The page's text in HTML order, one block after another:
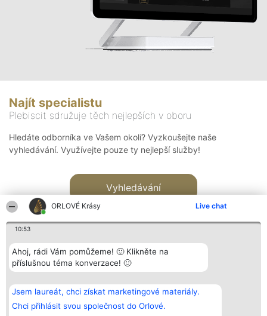
ORLOVÉ Krásy Live chat
10:53
Ahoj, rádi Vám pomůžeme! 🙂 Klikněte na
příslušnou téma konverzace! 🙂
Jsem laureát, chci získat marketingové materiály.
Chci přihlásit svou společnost do Orlové.
Najít specialistu
Plebiscit sdružuje těch nejlepších v oboru
Hledáte odborníka ve Vašem okolí? Vyzkoušejte naše
vyhledávání. Využívejte pouze ty nejlepší služby!
Vyhledávání
Bright Side Solutions sp. z o.
o. sp. k.
ul. Ruska 22
Wrocław 50-079
Vítězové
Seznam všech
laureátů
Zásady
Kontakt